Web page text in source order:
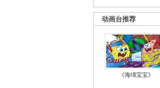
动画台推荐
《海绵宝宝》